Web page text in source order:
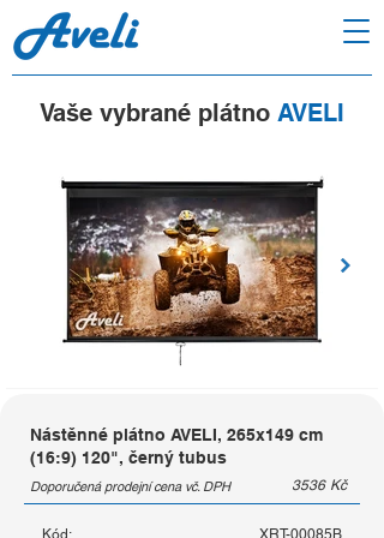
Vaše vybrané plátno AVELI
Nástěnné plátno AVELI, 265x149 cm
(16:9) 120", černý tubus
Doporučená prodejní cena vč. DPH 3536 Kč
Kód: XRT-00085B